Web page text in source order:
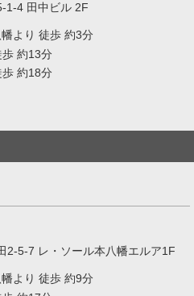
1-4 田中ビル 2F
より 徒歩 約3分
約13分
約18分
2-5-7 レ・ソール本八幡エルア1F
より 徒歩 約9分